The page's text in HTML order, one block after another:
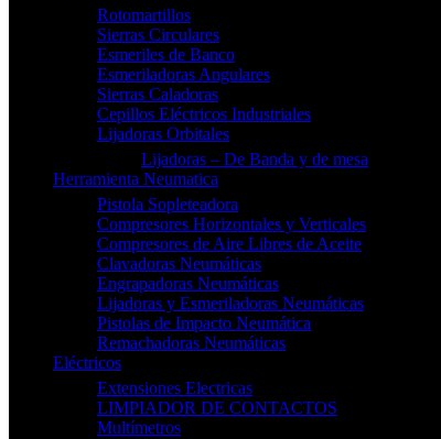
Rotomartillos
Sierras Circulares
Esmeriles de Banco
Esmeriladoras Angulares
Sierras Caladoras
Cepillos Eléctricos Industriales
Lijadoras Orbitales
Lijadoras – De Banda y de mesa
Herramienta Neumatica
Pistola Sopleteadora
Compresores Horizontales y Verticales
Compresores de Aire Libres de Aceite
Clavadoras Neumáticas
Engrapadoras Neumáticas
Lijadoras y Esmeriladoras Neumáticas
Pistolas de Impacto Neumática
Remachadoras Neumáticas
Eléctricos
Extensiones Electricas
LIMPIADOR DE CONTACTOS
Multímetros